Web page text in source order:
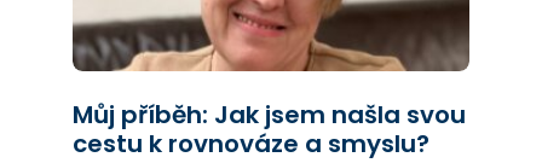
Můj příběh: Jak jsem našla svou
cestu k rovnováze a smyslu?